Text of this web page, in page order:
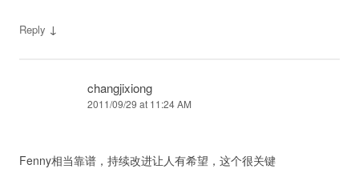
Reply ↓
changjixiong
2011/09/29 at 11:24 AM
Fenny相当靠谱，持续改进让人有希望，这个很关键